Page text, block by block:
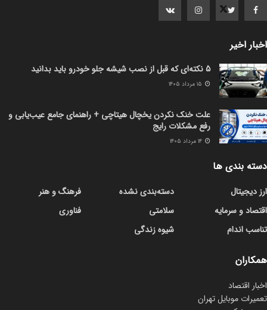
اخبار اخیر
5 نکته‌ای که قبل از نصب شیشه جلو خودرو باید بدانید
علت خنک نکردن یخچال هیتاچی + راهنمای جامع عیب‌یابی و
رفع مشکلات رایج
دسته بندی ها
ارز دیجیتال
اقتصاد و سرمایه
تناسب اندام
دسته‌بندی نشده
سلامتی
شیوه زندگی
فرهنگ و هنر
فناوری
همکاران
اخبار اقتصاد
تعمیرات موبایل تهران